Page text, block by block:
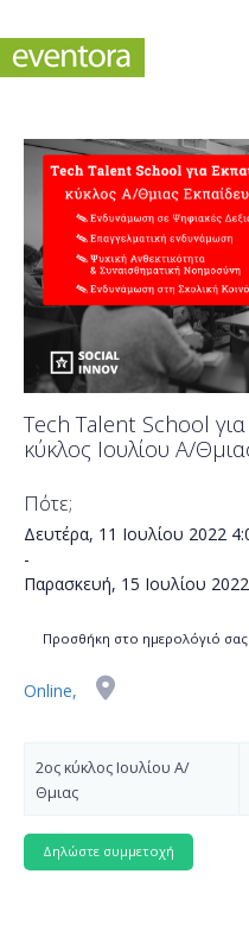
Tech Talent School
κύκλος Ιουλίου Α/
Πότε;
Δευτέρα, 11 Ιουλίου 2022
-
Παρασκευή, 15 Ιουλίου 2022
Προσθήκη στο ημερολόγιό σας
Online,
2ος κύκλος Ιουλίου Α/
Θμιας